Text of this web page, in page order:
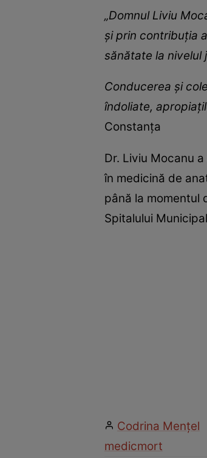
„Domnul Liviu
și prin contribuția
sănătate la nivelul
Conducerea și
îndoliate,
Constanța
Dr. Liviu Mocanu
în medicină de
până la momentul
Spitalului
Codrina Mențel
medicmort